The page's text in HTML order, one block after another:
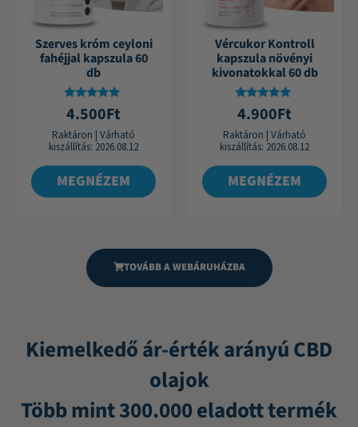
Szerves króm ceyloni
fahéjjal kapszula 60
db
Értékelés:
4.75
/ 5
4.500Ft
Raktáron Várható
kiszállítás: 2026.08.12
MEGNÉZEM
Vércukor Kontroll
kapszula növényi
kivonatokkal 60 db
Értékelés:
4.84
/ 5
4.900Ft
Raktáron Várható
kiszállítás: 2026.08.12
MEGNÉZEM
TOVÁBB A WEBÁRUHÁZBA
Kiemelkedő ár-érték arányú CBD
olajok
Több mint 300.000 eladott termék